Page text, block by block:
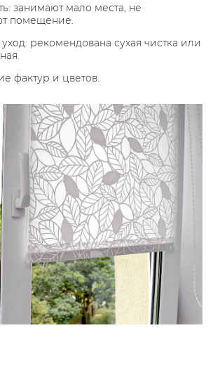
занимают мало места, не
помещение.
рекомендована сухая чистка или
фактур и цветов.